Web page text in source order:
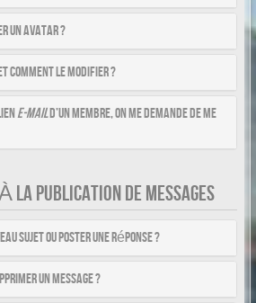
un avatar ?
comment le modifier ?
e-maild’un membre, on me demande de me
PUBLICATION DE MESSAGES
sujet ou poster une réponse ?
un message ?